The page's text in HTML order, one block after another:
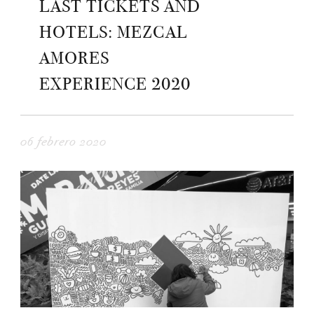
LAST TICKETS AND
HOTELS: MEZCAL
AMORES
EXPERIENCE 2020
06 febrero 2020